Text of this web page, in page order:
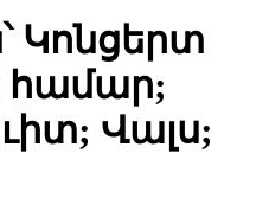
Կոնցերտ
համար;
Վալս;